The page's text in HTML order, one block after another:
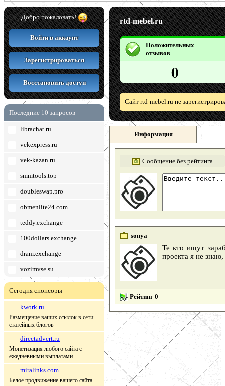
Добро пожаловать!
Войти в аккаунт
Зарегистрироваться
Восстановить доступ
Последние 10 запросов
librachat.ru
vekexpress.ru
vek-kazan.ru
smmtools.top
doubleswap.pro
obmenlite24.com
teddy.exchange
100dollars.exchange
dram.exchange
vozimvse.su
Сегодня спонсоры
kwork.ru
Размещение ваших ссылок в сети
статейных блогов
directadvert.ru
Монетизация любого сайта с
ежедневными выплатами
miralinks.com
Белое продвижение вашего сайта
rtd-mebel.ru
Положительных
отзывов
0
Сайт rtd-mebel.ru не
Информация
Сообщение без рейтинга
sonya
Те кто ищут
проекта я не
Рейтинг 0